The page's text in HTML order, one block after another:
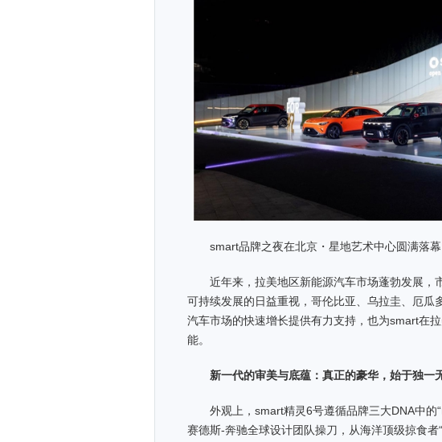
smart品牌之夜在北京・星地艺术中心圆满落幕
近年来，拉美地区新能源汽车市场蓬勃发展，
可持续发展的日益重视，哥伦比亚、乌拉圭、厄瓜
汽车市场的快速增长提供有力支持，也为smart在
能。
新一代的审美与底蕴：真正的豪华，始于独一
外观上，smart精灵6号遵循品牌三大DNA中
赛德斯-奔驰全球设计团队操刀，从海洋顶级掠食者